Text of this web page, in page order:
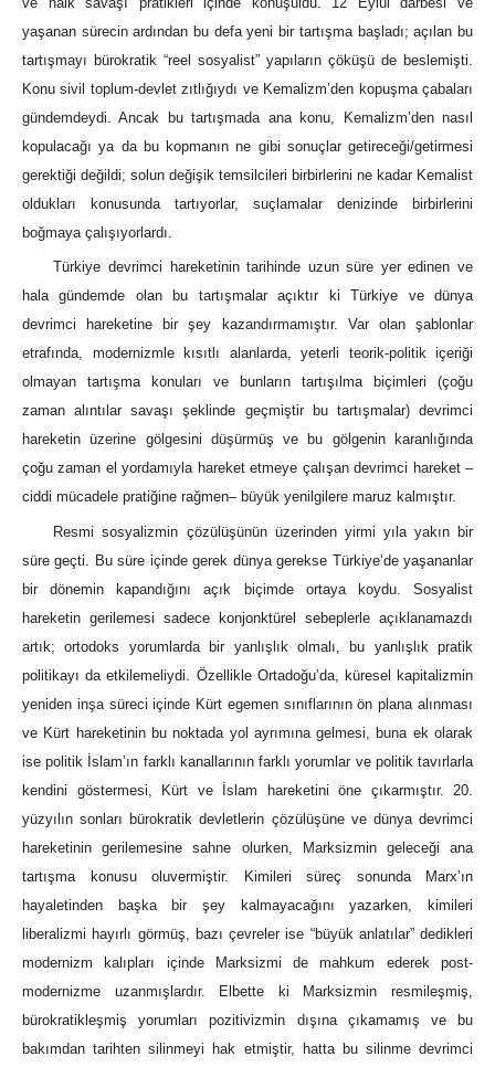
yaşanan sürecin ardından bu defa yeni bir tartışma başladı; açılan bu
tartışmayı bürokratik “reel sosyalist” yapıların çöküşü de beslemişti.
Konu sivil toplum-devlet zıtlığıydı ve Kemalizm’den kopuşma çabaları
gündemdeydi. Ancak bu tartışmada ana konu, Kemalizm’den nasıl
kopulacağı ya da bu kopmanın ne gibi sonuçlar getireceği/getirmesi
gerektiği değildi; solun değişik temsilcileri birbirlerini ne kadar Kemalist
oldukları konusunda tartıyorlar, suçlamalar denizinde birbirlerini
boğmaya çalışıyorlardı.
Türkiye devrimci hareketinin tarihinde uzun süre yer edinen ve
hala gündemde olan bu tartışmalar açıktır ki Türkiye ve dünya
devrimci hareketine bir şey kazandırmamıştır. Var olan şablonlar
etrafında, modernizmle kısıtlı alanlarda, yeterli teorik-politik içeriği
olmayan tartışma konuları ve bunların tartışılma biçimleri (çoğu
zaman alıntılar savaşı şeklinde geçmiştir bu tartışmalar) devrimci
hareketin üzerine gölgesini düşürmüş ve bu gölgenin karanlığında
çoğu zaman el yordamıyla hareket etmeye çalışan devrimci hareket –
ciddi mücadele pratiğine rağmen– büyük yenilgilere maruz kalmıştır.
Resmi sosyalizmin çözülüşünün üzerinden yirmi yıla yakın bir
süre geçti. Bu süre içinde gerek dünya gerekse Türkiye’de yaşananlar
bir dönemin kapandığını açık biçimde ortaya koydu. Sosyalist
hareketin gerilemesi sadece konjonktürel sebeplerle açıklanamazdı
artık; ortodoks yorumlarda bir yanlışlık olmalı, bu yanlışlık pratik
politikayı da etkilemeliydi. Özellikle Ortadoğu’da, küresel kapitalizmin
yeniden inşa süreci içinde Kürt egemen sınıflarının ön plana alınması
ve Kürt hareketinin bu noktada yol ayrımına gelmesi, buna ek olarak
ise politik İslam’ın farklı kanallarının farklı yorumlar ve politik tavırlarla
kendini göstermesi, Kürt ve İslam hareketini öne çıkarmıştır. 20.
yüzyılın sonları bürokratik devletlerin çözülüşüne ve dünya devrimci
hareketinin gerilemesine sahne olurken, Marksizmin geleceği ana
tartışma konusu oluvermiştir. Kimileri süreç sonunda Marx’ın
hayaletinden başka bir şey kalmayacağını yazarken, kimileri
liberalizmi hayırlı görmüş, bazı çevreler ise “büyük anlatılar” dedikleri
modernizm kalıpları içinde Marksizmi de mahkum ederek post-
modernizme uzanmışlardır. Elbette ki Marksizmin resmileşmiş,
bürokratikleşmiş yorumları pozitivizmin dışına çıkamamış ve bu
bakımdan tarihten silinmeyi hak etmiştir, hatta bu silinme devrimci